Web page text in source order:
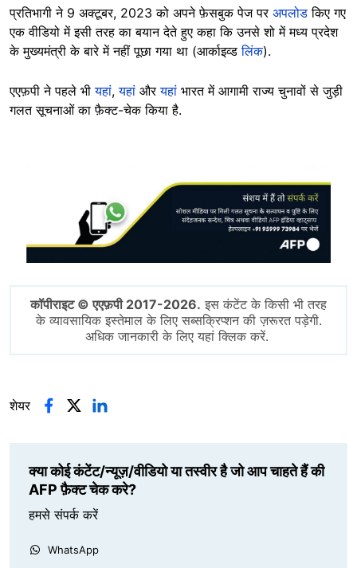
प्रतिभागी ने 9 अक्टूबर, 2023 को अपने फ़ेसबुक पेज पर अपलोडकिए गए
एक वीडियो में इसी तरह का बयान देते हुए कहा कि उनसे शो में मध्य प्रदेश
के मुख्यमंत्री के बारे में नहीं पूछा गया था (आर्काइव्डलिंक).
एएफ़पी ने पहले भीयहां,यहां औरयहां भारत में आगामी राज्य चुनावों से जुड़ी
गलत सूचनाओं का फ़ैक्ट-चेक किया है.
कॉपीराइट © एएफ़पी 2017-2026. इस कंटेंट के किसी भी तरह
के व्यावसायिक इस्तेमाल के लिए सब्सक्रिप्शन की ज़रूरत पड़ेगी.
अधिक जानकारी के लिए यहां क्लिक करें.
शेयर
क्या कोई कंटेंट/न्यूज़/वीडियो या तस्वीर है जो आप चाहते हैं की
AFP फ़ैक्ट चेक करे?
हमसे संपर्क करें
WhatsApp